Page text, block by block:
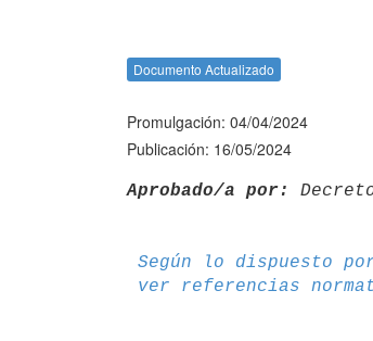
Documento Actualizado
Promulgación: 04/04/2024
Publicación: 16/05/2024
Aprobado/a por:
Según lo dispuesto
ver referencias